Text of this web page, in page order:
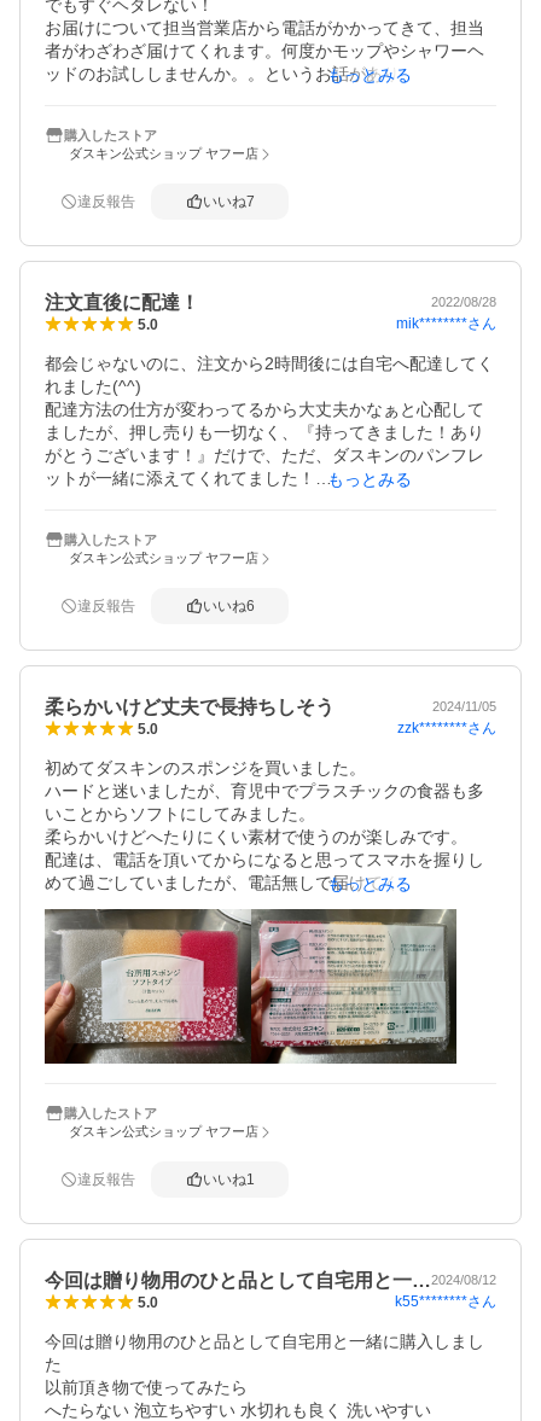
でもすぐヘタレない！
お届けについて担当営業店から電話がかかってきて、担当
者がわざわざ届けてくれます。何度かモップやシャワーヘ
ッドのお試ししませんか。。というお話がありました。タ
もっとみる
購入したストア
ダスキン公式ショップ ヤフー店
違反報告 いいね7
注文直後に配達！ 2022/08/28
5.0 mik********さん
都会じゃないのに、注文から2時間後には自宅へ配達してく
れました(^^)
配達方法の仕方が変わってるから大丈夫かなぁと心配して
ましたが、押し売りも一切なく、『持ってきました！あり
がとうございます！』だけで、ただ、ダスキンのパンフレ
ットが一緒に添えてくれてました！
もっとみる
購入したストア
ダスキン公式ショップ ヤフー店
違反報告 いいね6
柔らかいけど丈夫で長持ちしそう 2024/11/05
5.0 zzk********さん
初めてダスキンのスポンジを買いました。
ハードと迷いましたが、育児中でプラスチックの食器も多
いことからソフトにしてみました。
柔らかいけどへたりにくい素材で使うのが楽しみです。
配達は、電話を頂いてからになると思ってスマホを握りし
めて過ごしていましたが、電話無しで届けてくれました。
とても早くてありがたかったです。
もっとみる
購入したストア
ダスキン公式ショップ ヤフー店
違反報告 いいね1
今回は贈り物用のひと品として自宅用と一…2024/08/12
5.0 k55********さん
今回は贈り物用のひと品として自宅用と一緒に購入しまし
た
以前頂き物で使ってみたら
へたらない 泡立ちやすい 水切れも良く 洗いやすい